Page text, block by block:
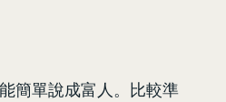
簡單說成富人。比較準